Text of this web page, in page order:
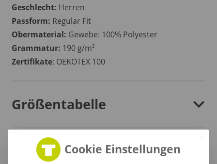
Geschlecht: Herren
Passform: Regular Fit
Obermaterial: Gewebe: 100% Polyester
Grammatur: 190 g/m²
Zertifikate: OEKOTEX 100
Größentabelle
LieferzeitCookie Einstellungen